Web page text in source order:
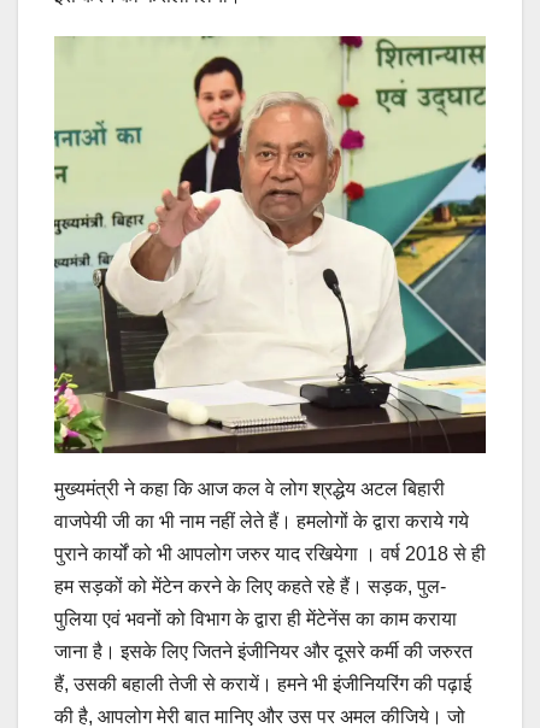
मुख्यमंत्री ने कहा कि आज कल वे लोग श्रद्धेय अटल बिहारी
वाजपेयी जी का भी नाम नहीं लेते हैं। हमलोगों के द्वारा कराये गये
पुराने कार्यों को भी आपलोग जरुर याद रखियेगा । वर्ष 2018 से ही
हम सड़कों को मेंटेन करने के लिए कहते रहे हैं। सड़क, पुल-
पुलिया एवं भवनों को विभाग के द्वारा ही मेंटेनेंस का काम कराया
जाना है। इसके लिए जितने इंजीनियर और दूसरे कर्मी की जरुरत
हैं, उसकी बहाली तेजी से करायें। हमने भी इंजीनियरिंग की पढ़ाई
की है, आपलोग मेरी बात मानिए और उस पर अमल कीजिये। जो